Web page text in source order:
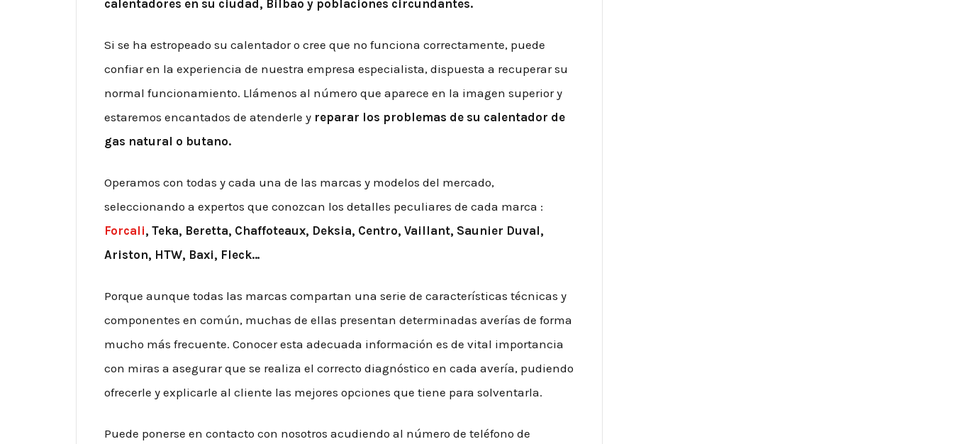
calentadores en su ciudad, Bilbao y poblaciones circundantes.
Si se ha estropeado su calentador o cree que no funciona correctamente, puede
confiar en la experiencia de nuestra empresa especialista, dispuesta a recuperar su
normal funcionamiento. Llámenos al número que aparece en la imagen superior y
estaremos encantados de atenderle y reparar los problemas de su calentador de
gas natural o butano.
Operamos con todas y cada una de las marcas y modelos del mercado,
seleccionando a expertos que conozcan los detalles peculiares de cada marca :
Forcali, Teka, Beretta, Chaffoteaux, Deksia, Centro, Vaillant, Saunier Duval,
Ariston, HTW, Baxi, Fleck…
Porque aunque todas las marcas compartan una serie de características técnicas y
componentes en común, muchas de ellas presentan determinadas averías de forma
mucho más frecuente. Conocer esta adecuada información es de vital importancia
con miras a asegurar que se realiza el correcto diagnóstico en cada avería, pudiendo
ofrecerle y explicarle al cliente las mejores opciones que tiene para solventarla.
Puede ponerse en contacto con nosotros acudiendo al número de teléfono de